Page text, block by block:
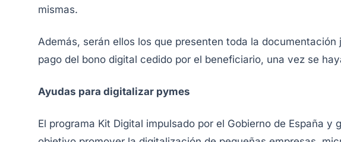
mismas.
Además, serán ellos los que presenten toda la
pago del bono digital cedido por el beneficiario, una vez se
Ayudas para digitalizar pymes
El programa Kit Digital impulsado por el Gobierno de España y